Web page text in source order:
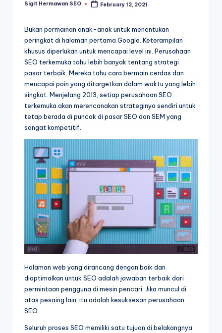
Posted
Sigit Hermawan SEO February 12, 2021
Bukan permainan anak-anak untuk menentukan
peringkat di halaman pertama Google. Keterampilan
khusus diperlukan untuk mencapai level ini. Perusahaan
SEO terkemuka tahu lebih banyak tentang strategi
pasar terbaik. Mereka tahu cara bermain cerdas dan
mencapai poin yang ditargetkan dalam waktu yang lebih
singkat. Menjelang 2013, setiap perusahaan SEO
terkemuka akan merencanakan strateginya sendiri untuk
tetap berada di puncak di pasar SEO dan SEM yang
sangat kompetitif.
Halaman web yang dirancang dengan baik dan
dioptimalkan untuk SEO adalah jawaban terbaik dari
permintaan pengguna di mesin pencari. Jika muncul di
atas pesaing lain, itu adalah kesuksesan perusahaan
SEO.
Seluruh proses SEO memiliki satu tujuan di belakangnya.